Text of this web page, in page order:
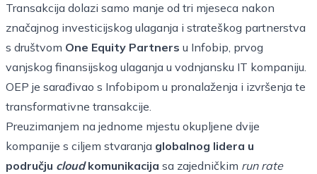
Transakcija dolazi samo manje od tri mjeseca nakon
značajnog investicijskog ulaganja i strateškog partnerstva
s društvom One Equity Partners u Infobip, prvog
vanjskog finansijskog ulaganja u vodnjansku IT kompaniju.
OEP je sarađivao s Infobipom u pronalaženja i izvršenja te
transformativne transakcije.
Preuzimanjem na jednome mjestu okupljene dvije
kompanije s ciljem stvaranja globalnog lidera u
području cloudkomunikacija sa zajedničkim run rate